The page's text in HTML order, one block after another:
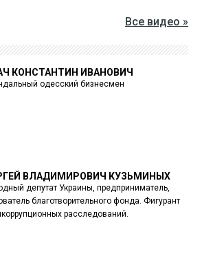
Все видео »
КОНСТАНТИН ИВАНОВИЧ
одесский бизнесмен
ВЛАДИМИРОВИЧ КУЗЬМИНЫХ
депутат Украины, предприниматель,
благотворительного фонда. Фигурант
расследований.